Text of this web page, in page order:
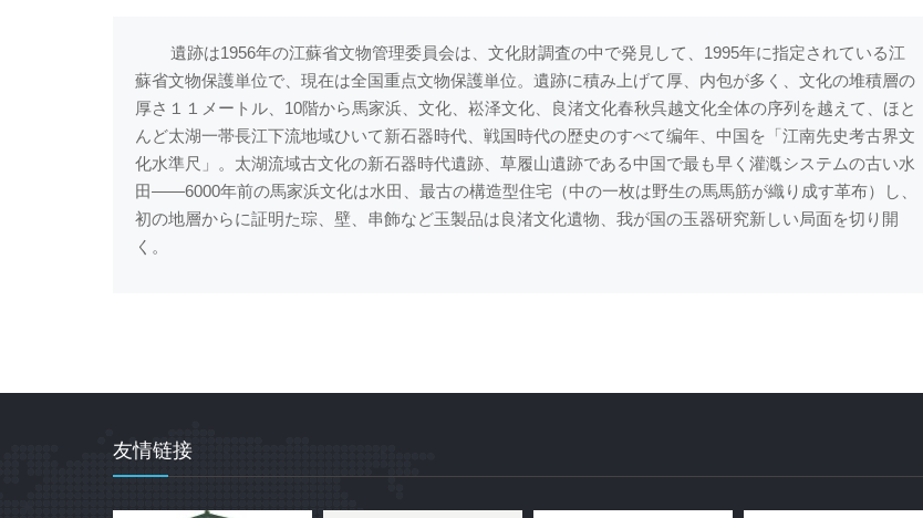
遺跡は1956年の江蘇省文物管理委員会は、文化財調査の中で発見して、1995年に指定されている江
蘇省文物保護単位で、現在は全国重点文物保護単位。遺跡に積み上げて厚、内包が多く、文化の堆積層の
厚さ１１メートル、10階から馬家浜、文化、崧泽文化、良渚文化春秋呉越文化全体の序列を越えて、ほと
んど太湖一帯長江下流地域ひいて新石器時代、戦国時代の歴史のすべて编年、中国を「江南先史考古界文
化水準尺」。太湖流域古文化の新石器時代遺跡、草履山遺跡である中国で最も早く灌漑システムの古い水
田――6000年前の馬家浜文化は水田、最古の構造型住宅（中の一枚は野生の馬馬筋が織り成す革布）し、
初の地層からに証明た琮、壁、串飾など玉製品は良渚文化遺物、我が国の玉器研究新しい局面を切り開
く。
友情链接